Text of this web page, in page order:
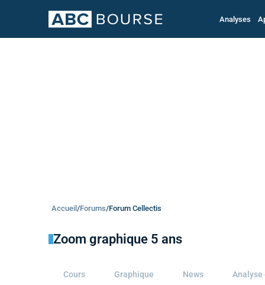
Analyses
Accueil /Forums/Forum Cellectis
Zoom graphique 5 ans
Cours Graphique News